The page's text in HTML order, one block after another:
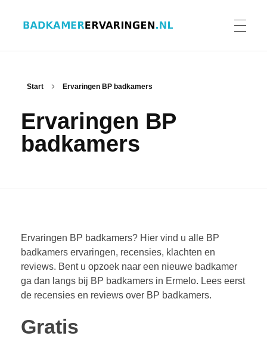
ERVARINGEN BADKAMERS
CONTACT
Start Ervaringen BP badkamers
Ervaringen BP
badkamers
Ervaringen BP badkamers? Hier vind u alle BP
badkamers ervaringen, recensies, klachten en
reviews. Bent u opzoek naar een nieuwe badkamer
ga dan langs bij BP badkamers in Ermelo. Lees eerst
de recensies en reviews over BP badkamers.
Gratis